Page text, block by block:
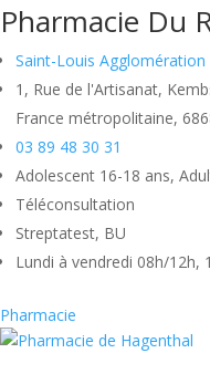
Pharmacie Du
Saint-Louis Agglomération
1, Rue de l'Artisanat,
France métropolitaine,
03 89 48 30 31
Adolescent 16-18 ans,
Téléconsultation
Streptatest, BU
Lundi à vendredi 08h/12h,
Pharmacie